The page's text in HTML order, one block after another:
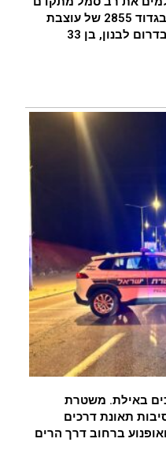
(במיל׳) תמיר וקנין ז"ל, לוחם בגדוד 2855 של עוצבת
חוד החנית (55), שנפל בקרב בדרום לבנון, בן 33
באילת. משטרת
תאונת דרכים
ברחוב דרך הרים